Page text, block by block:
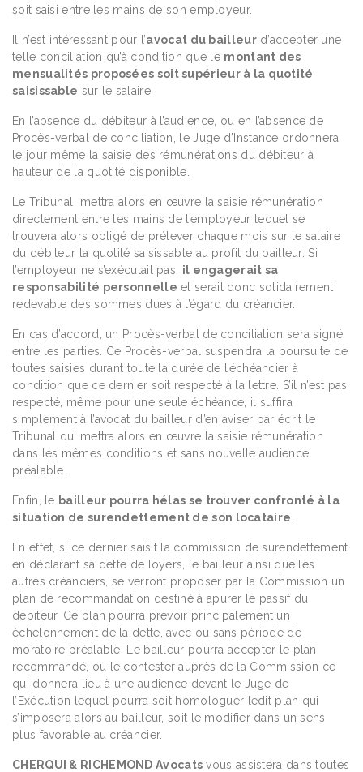
soit saisi entre les mains de son employeur.
Il n’est intéressant pour l’avocat du bailleurd’accepter une
telle conciliation qu’à condition que le montant des
mensualités proposées soit supérieur à la quotité
saisissable sur le salaire.
En l’absence du débiteur à l’audience, ou en l’absence de
Procès-verbal de conciliation, le Juge d’Instance ordonnera
le jour même la saisie des rémunérations du débiteur à
hauteur de la quotité disponible.
Le Tribunal mettra alors en œuvre la saisie rémunération
directement entre les mains de l’employeur lequel se
trouvera alors obligé de prélever chaque mois sur le salaire
du débiteur la quotité saisissable au profit du bailleur. Si
l’employeur ne s’exécutait pas, il engagerait sa
responsabilité personnelle et serait donc solidairement
redevable des sommes dues à l’égard du créancier.
En cas d’accord, un Procès-verbal de conciliation sera signé
entre les parties. Ce Procès-verbal suspendra la poursuite de
toutes saisies durant toute la durée de l’échéancier à
condition que ce dernier soit respecté à la lettre. S’il n’est pas
respecté, même pour une seule échéance, il suffira
simplement à l’avocat du bailleur d’en aviser par écrit le
Tribunal qui mettra alors en œuvre la saisie rémunération
dans les mêmes conditions et sans nouvelle audience
préalable.
Enfin, le bailleur pourra hélas se trouver confronté à la
situation de surendettement de son locataire
En effet, si ce dernier saisit la commission de surendettement
en déclarant sa dette de loyers, le bailleur ainsi que les
autres créanciers, se verront proposer par la Commission un
plan de recommandation destiné à apurer le passif du
débiteur. Ce plan pourra prévoir principalement un
échelonnement de la dette, avec ou sans période de
moratoire préalable. Le bailleur pourra accepter le plan
recommandé, ou le contester auprès de la Commission ce
qui donnera lieu à une audience devant le Juge de
l’Exécution lequel pourra soit homologuer ledit plan qui
s’imposera alors au bailleur, soit le modifier dans un sens
plus favorable au créancier.
CHERQUI & RICHEMOND Avocats vous assistera dans toutes